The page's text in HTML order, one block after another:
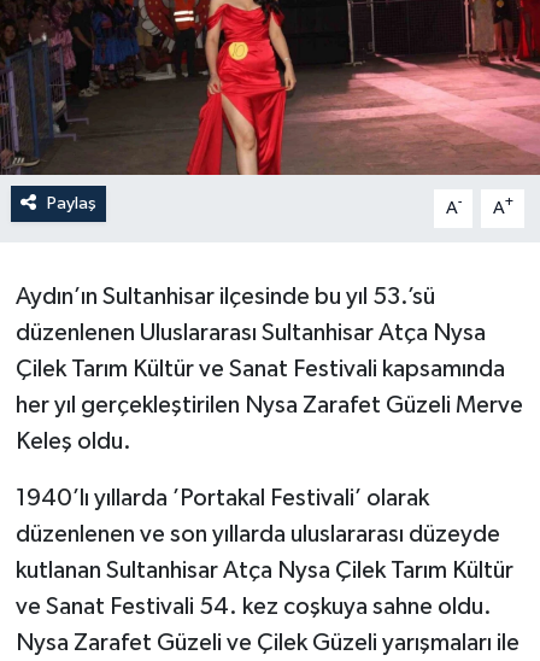
Paylaş A- A+
Aydın’ın Sultanhisar ilçesinde bu yıl 53.’sü
düzenlenen Uluslararası Sultanhisar Atça Nysa
Çilek Tarım Kültür ve Sanat Festivali kapsamında
her yıl gerçekleştirilen Nysa Zarafet Güzeli Merve
Keleş oldu.
1940’lı yıllarda ’Portakal Festivali’ olarak
düzenlenen ve son yıllarda uluslararası düzeyde
kutlanan Sultanhisar Atça Nysa Çilek Tarım Kültür
ve Sanat Festivali 54. kez coşkuya sahne oldu.
Nysa Zarafet Güzeli ve Çilek Güzeli yarışmaları ile